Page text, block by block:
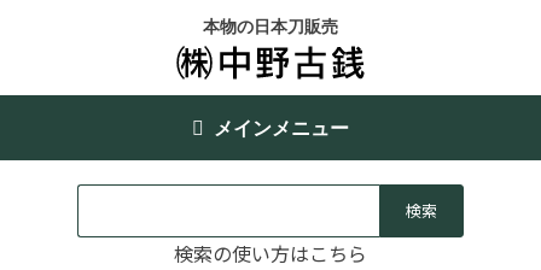
本物の日本刀販売
メインメニュー
検索の使い方はこちら